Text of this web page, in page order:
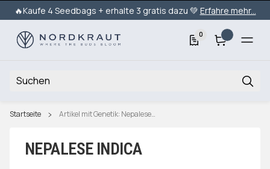
🔥Kaufe 4 Seedbags + erhalte 3 gratis dazu 💚 Erfahre mehr...
0
Startseite Artikel mit Genetik: Nepalese Indica
NEPALESE INDICA